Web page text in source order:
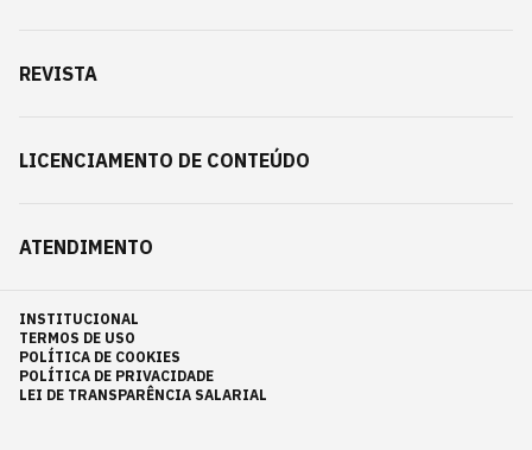
REVISTA
LICENCIAMENTO DE CONTEÚDO
ATENDIMENTO
INSTITUCIONAL
TERMOS DE USO
POLÍTICA DE COOKIES
POLÍTICA DE PRIVACIDADE
LEI DE TRANSPARÊNCIA SALARIAL